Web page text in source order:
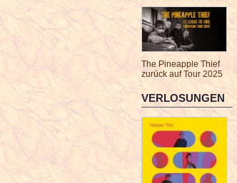
The Pineapple Thief
zurück auf Tour 2025
VERLOSUNGEN